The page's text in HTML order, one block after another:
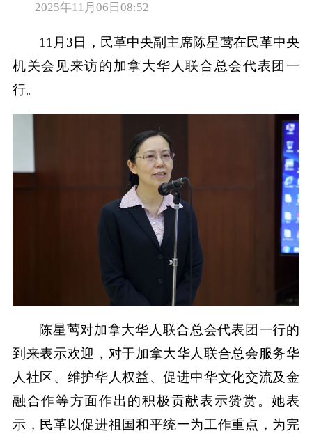
2025年11月06日08:52
11月3日，民革中央副主席陈星莺在民革中央
机关会见来访的加拿大华人联合总会代表团一
行。
陈星莺对加拿大华人联合总会代表团一行的
到来表示欢迎，对于加拿大华人联合总会服务华
人社区、维护华人权益、促进中华文化交流及金
融合作等方面作出的积极贡献表示赞赏。她表
示，民革以促进祖国和平统一为工作重点，为完